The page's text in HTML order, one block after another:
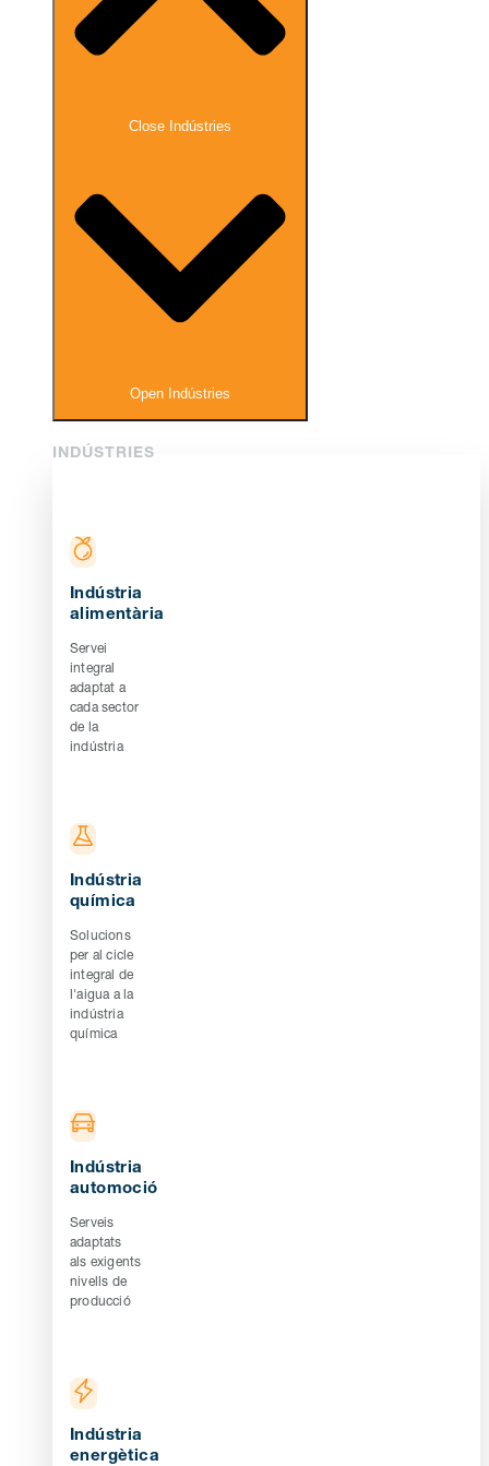
Close Indústries
Open Indústries
INDÚSTRIES
Indústria
alimentària
Servei
integral
adaptat a
cada sector
de la
indústria
Indústria
química
Solucions
per al cicle
integral de
l'aigua a la
indústria
química
Indústria
automoció
Serveis
adaptats
als exigents
nivells de
producció
Indústria
energètica